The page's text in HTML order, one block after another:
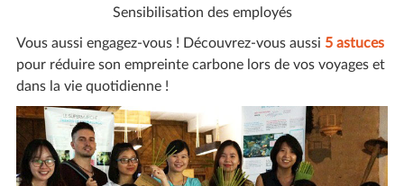
Sensibilisation des employés
Vous aussi engagez-vous ! Découvrez-vous aussi 5 astuces
pour réduire son empreinte carbone lors de vos voyages et
dans la vie quotidienne !